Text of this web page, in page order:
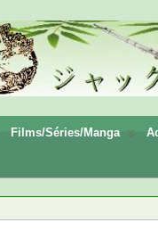
Films/Séries/Manga